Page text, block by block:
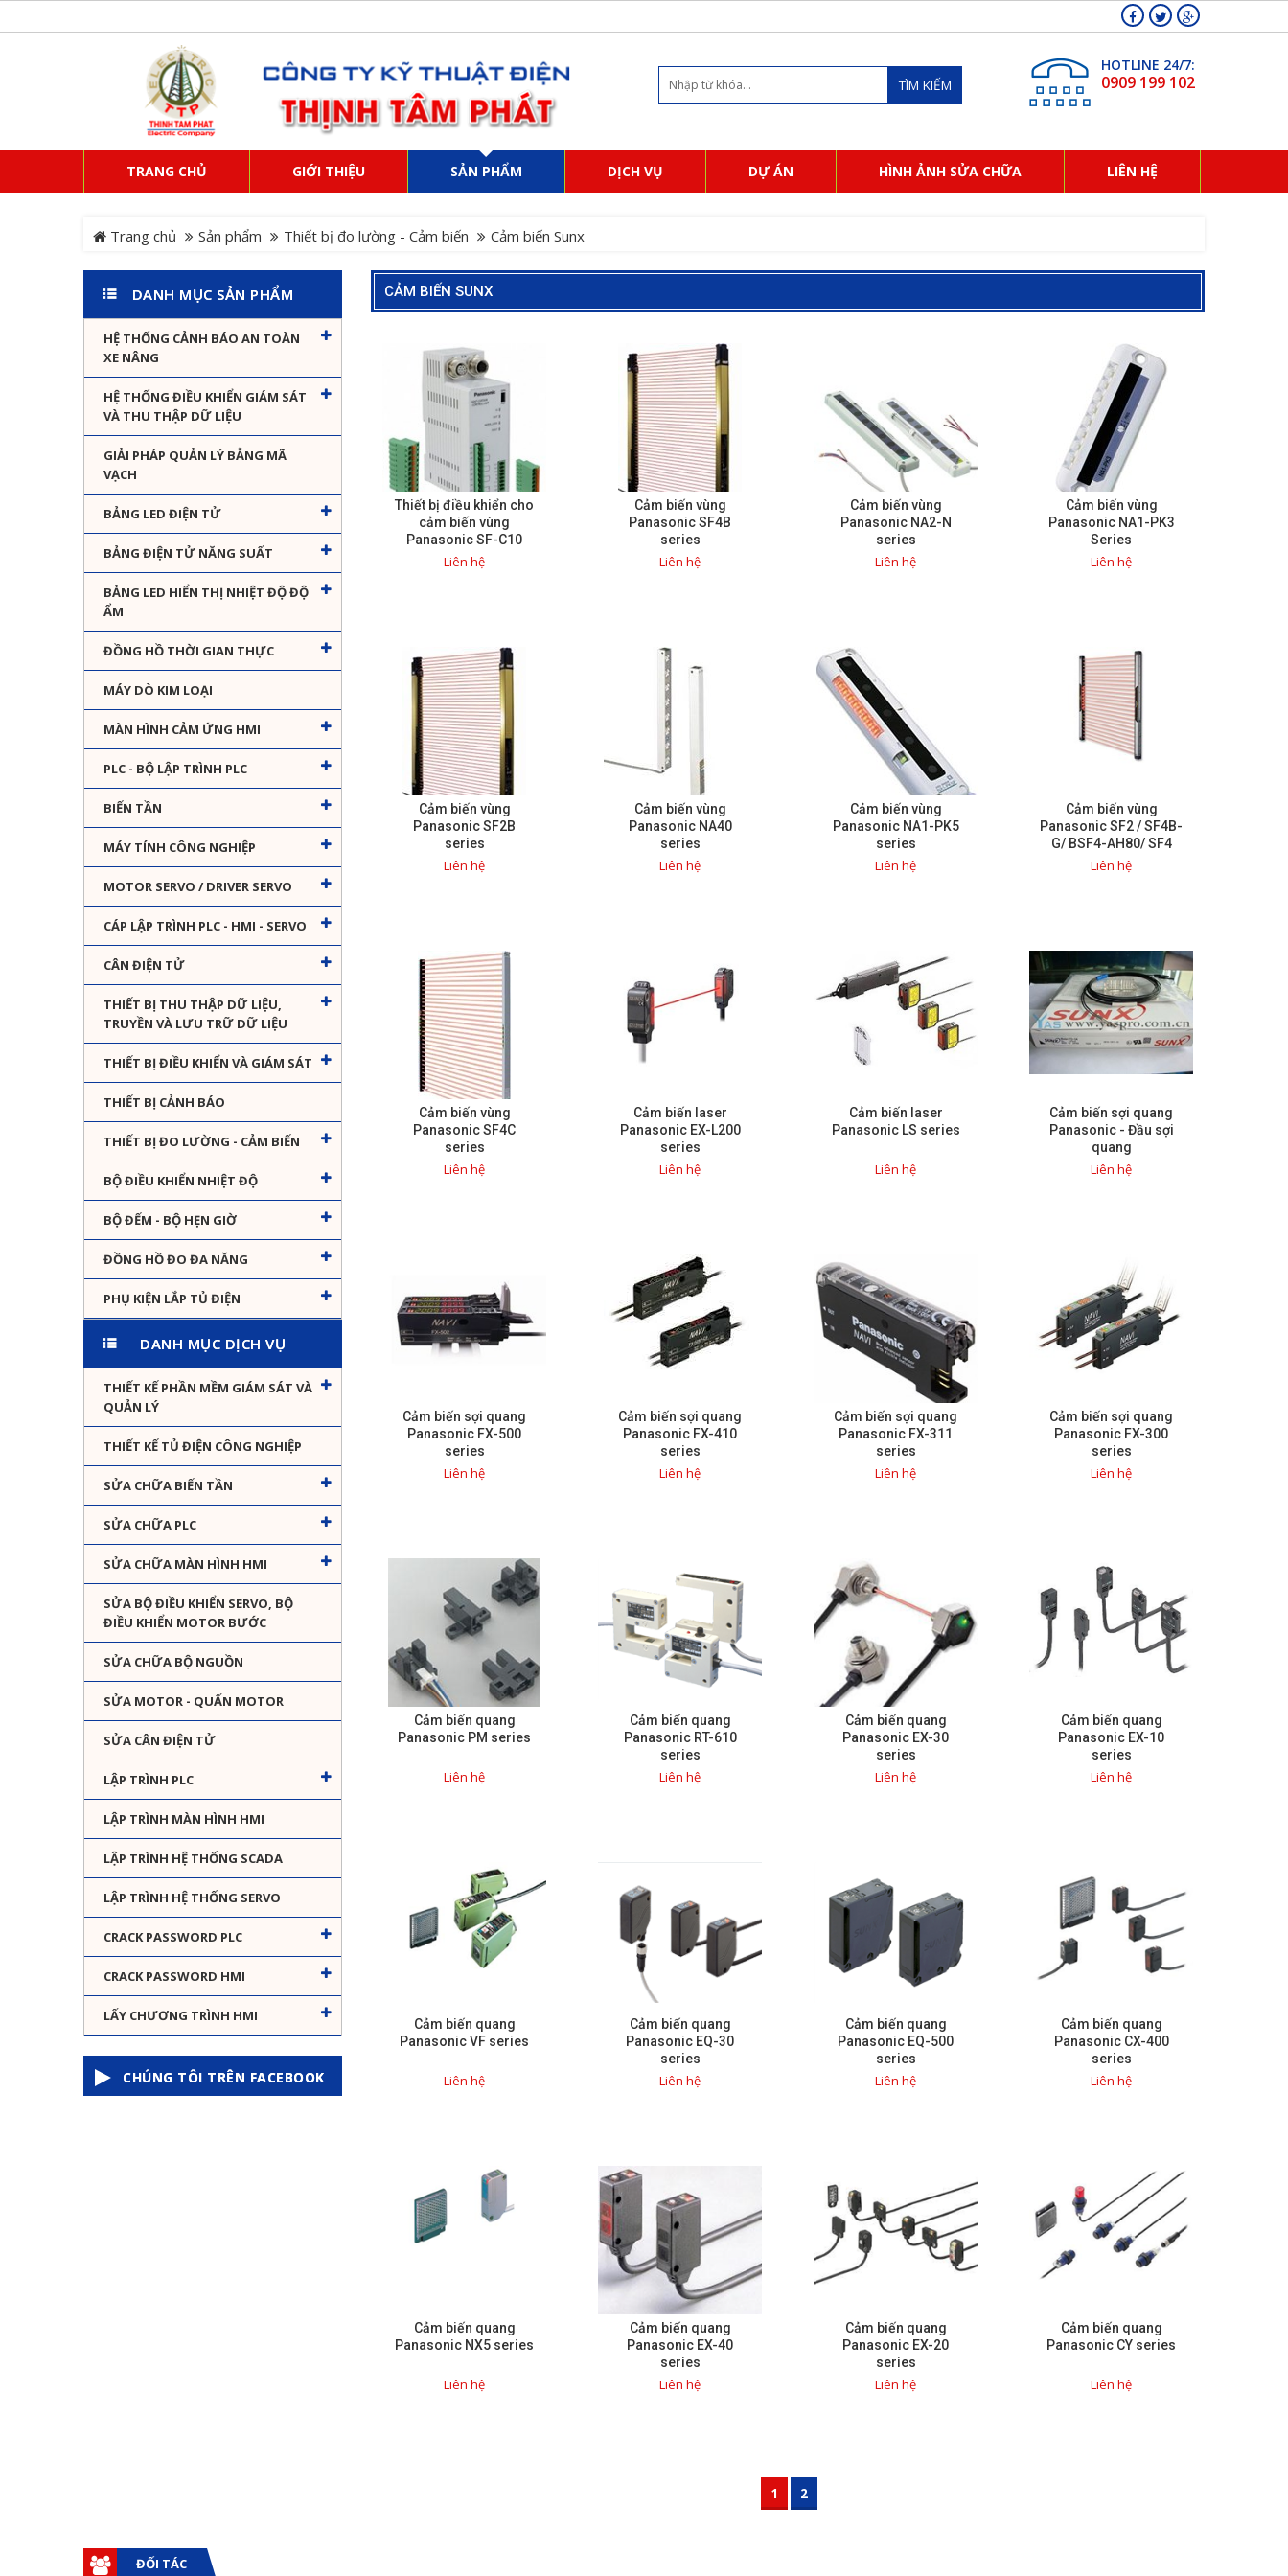
TÌM KIẾM
HOTLINE 24/7:
0909 199 102
TRANG CHỦ GIỚI THIỆU SẢN PHẨM DỊCH VỤ DỰ ÁN HÌNH ẢNH SỬA CHỮA LIÊN HỆ
Trang chủ Sản phẩm Thiết bị đo lường - Cảm biến Cảm biến Sunx
DANH MỤC SẢN PHẨM
HỆ THỐNG CẢNH BÁO AN TOÀN
XE NÂNG
HỆ THỐNG ĐIỀU KHIỂN GIÁM SÁT
VÀ THU THẬP DỮ LIỆU
GIẢI PHÁP QUẢN LÝ BẰNG MÃ
VẠCH
BẢNG LED ĐIỆN TỬ
BẢNG ĐIỆN TỬ NĂNG SUẤT
BẢNG LED HIỂN THỊ NHIỆT ĐỘ ĐỘ
ẨM
ĐỒNG HỒ THỜI GIAN THỰC
MÁY DÒ KIM LOẠI
MÀN HÌNH CẢM ỨNG HMI
PLC - BỘ LẬP TRÌNH PLC
BIẾN TẦN
MÁY TÍNH CÔNG NGHIỆP
MOTOR SERVO / DRIVER SERVO
CÁP LẬP TRÌNH PLC - HMI - SERVO
CÂN ĐIỆN TỬ
THIẾT BỊ THU THẬP DỮ LIỆU,
TRUYỀN VÀ LƯU TRỮ DỮ LIỆU
THIẾT BỊ ĐIỀU KHIỂN VÀ GIÁM SÁT
THIẾT BỊ CẢNH BÁO
THIẾT BỊ ĐO LƯỜNG - CẢM BIẾN
BỘ ĐIỀU KHIỂN NHIỆT ĐỘ
BỘ ĐẾM - BỘ HẸN GIỜ
ĐỒNG HỒ ĐO ĐA NĂNG
PHỤ KIỆN LẮP TỦ ĐIỆN
DANH MỤC DỊCH VỤ
THIẾT KẾ PHẦN MỀM GIÁM SÁT VÀ
QUẢN LÝ
THIẾT KẾ TỦ ĐIỆN CÔNG NGHIỆP
SỬA CHỮA BIẾN TẦN
SỬA CHỮA PLC
SỬA CHỮA MÀN HÌNH HMI
SỬA BỘ ĐIỀU KHIỂN SERVO, BỘ
ĐIỀU KHIỂN MOTOR BƯỚC
SỬA CHỮA BỘ NGUỒN
SỬA MOTOR - QUẤN MOTOR
SỬA CÂN ĐIỆN TỬ
LẬP TRÌNH PLC
LẬP TRÌNH MÀN HÌNH HMI
LẬP TRÌNH HỆ THỐNG SCADA
LẬP TRÌNH HỆ THỐNG SERVO
CRACK PASSWORD PLC
CRACK PASSWORD HMI
LẤY CHƯƠNG TRÌNH HMI
CHÚNG TÔI TRÊN FACEBOOK
CẢM BIẾN SUNX
Thiết bị điều khiển cho
cảm biến vùng
Panasonic SF-C10
series
Liên hệ
Cảm biến vùng
Panasonic SF4B
series
Liên hệ
Cảm biến vùng
Panasonic NA2-N
series
Liên hệ
Cảm biến vùng
Panasonic NA1-PK3
Series
Liên hệ
Cảm biến vùng
Panasonic SF2B
series
Liên hệ
Cảm biến vùng
Panasonic NA40
series
Liên hệ
Cảm biến vùng
Panasonic NA1-PK5
series
Liên hệ
Cảm biến vùng
Panasonic SF2 / SF4B-
G/ BSF4-AH80/ SF4
series
Liên hệ
Cảm biến vùng
Panasonic SF4C
series
Liên hệ
Cảm biến laser
Panasonic EX-L200
series
Liên hệ
Cảm biến laser
Panasonic LS series
Liên hệ
Cảm biến sợi quang
Panasonic - Đầu sợi
quang
Liên hệ
Cảm biến sợi quang
Panasonic FX-500
series
Liên hệ
Cảm biến sợi quang
Panasonic FX-410
series
Liên hệ
Cảm biến sợi quang
Panasonic FX-311
series
Liên hệ
Cảm biến sợi quang
Panasonic FX-300
series
Liên hệ
Cảm biến quang
Panasonic PM series
Liên hệ
Cảm biến quang
Panasonic RT-610
series
Liên hệ
Cảm biến quang
Panasonic EX-30
series
Liên hệ
Cảm biến quang
Panasonic EX-10
series
Liên hệ
Cảm biến quang
Panasonic VF series
Liên hệ
Cảm biến quang
Panasonic EQ-30
series
Liên hệ
Cảm biến quang
Panasonic EQ-500
series
Liên hệ
Cảm biến quang
Panasonic CX-400
series
Liên hệ
Cảm biến quang
Panasonic NX5 series
Liên hệ
Cảm biến quang
Panasonic EX-40
series
Liên hệ
Cảm biến quang
Panasonic EX-20
series
Liên hệ
Cảm biến quang
Panasonic CY series
Liên hệ
1 2
ĐỐI TÁC